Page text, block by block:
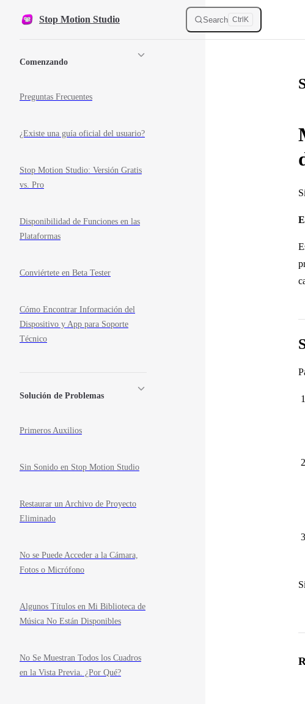
Skip to content
Stop Motion Studio Search Ctrl K
Comenzando
Preguntas Frecuentes
¿Existe una guía oficial del usuario?
Stop Motion Studio: Versión Gratis
vs. Pro
Disponibilidad de Funciones en las
Plataformas
Conviértete en Beta Tester
Cómo Encontrar Información del
Dispositivo y App para Soporte
Técnico
Solución de Problemas
Primeros Auxilios
Sin Sonido en Stop Motion Studio
Restaurar un Archivo de Proyecto
Eliminado
No se Puede Acceder a la Cámara,
Fotos o Micrófono
Algunos Títulos en Mi Biblioteca de
Música No Están Disponibles
No Se Muestran Todos los Cuadros
en la Vista Previa. ¿Por Qué?